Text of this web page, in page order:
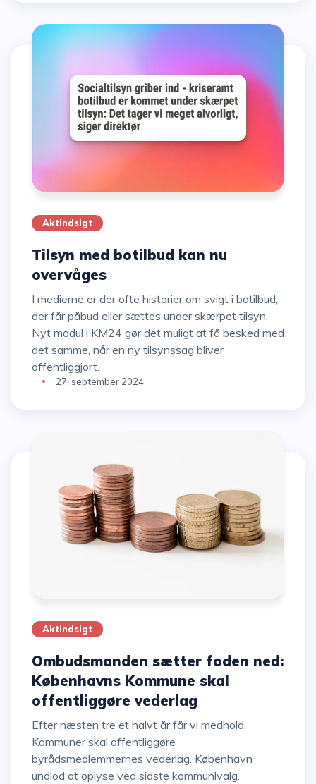
Aktindsigt
Tilsyn med botilbud kan nu
overvåges
I medierne er der ofte historier om svigt i botilbud,
der får påbud eller sættes under skærpet tilsyn.
Nyt modul i KM24 gør det muligt at få besked med
det samme, når en ny tilsynssag bliver
offentliggjort.
27. september 2024
Aktindsigt
Ombudsmanden sætter foden ned:
Københavns Kommune skal
offentliggøre vederlag
Efter næsten tre et halvt år får vi medhold.
Kommuner skal offentliggøre
byrådsmedlemmernes vederlag. København
undlod at oplyse ved sidste kommunlvalg.